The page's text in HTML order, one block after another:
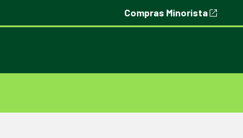
Compras Minorista